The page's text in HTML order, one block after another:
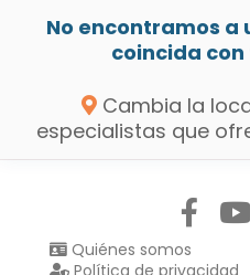
No encontramos a
coincida
Cambia la
especialistas que
Quiénes somos